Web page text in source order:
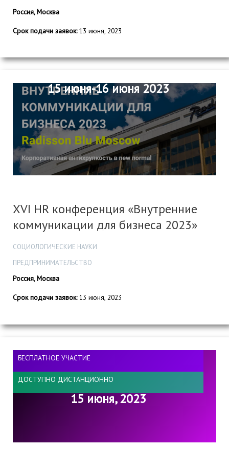
Россия, Москва
Срок подачи заявок:13 июня, 2023
15 июня-16 июня 2023
XVI HR конференция «Внутренние
коммуникации для бизнеса 2023»
СОЦИОЛОГИЧЕСКИЕ НАУКИ
ПРЕДПРИНИМАТЕЛЬСТВО
Россия, Москва
Срок подачи заявок:13 июня, 2023
БЕСПЛАТНОЕ УЧАСТИЕ
ДОСТУПНО ДИСТАНЦИОННО
15 июня, 2023